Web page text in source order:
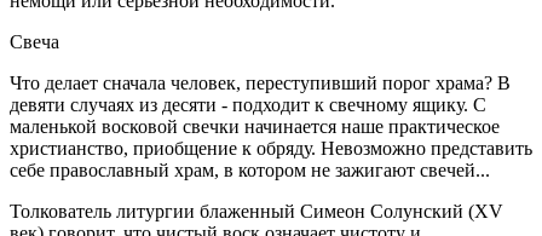
Свеча
Что делает сначала человек, переступивший порог храма? В
девяти случаях из десяти - подходит к свечному ящику. С
маленькой восковой свечки начинается наше практическое
христианство, приобщение к обряду. Невозможно представить
себе православный храм, в котором не зажигают свечей...
Толкователь литургии блаженный Симеон Солунский (XV